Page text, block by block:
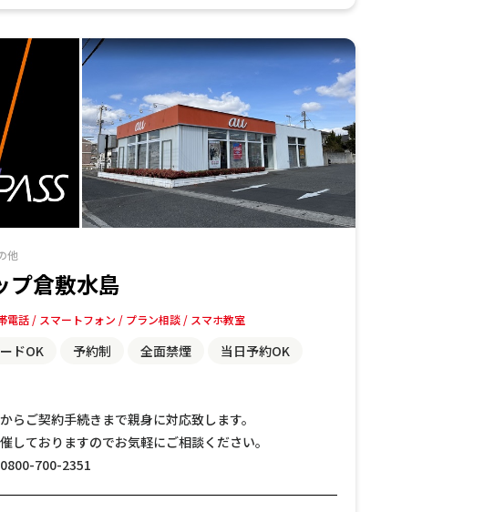
他
プ倉敷水島
電話 スマートフォン プラン相談 スマホ教室
ドOK 予約制 全面禁煙
当日予約OK
らご契約手続きまで親身に対応致します。
しておりますのでお気軽にご相談ください。
700-2351